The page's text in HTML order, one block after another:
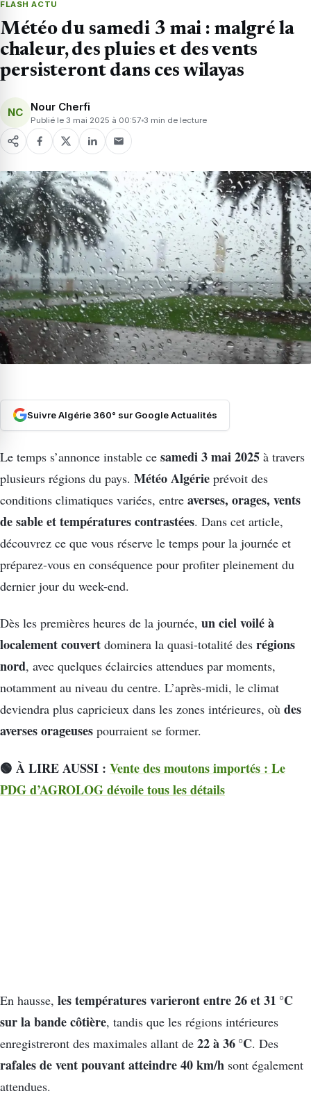
FLASH ACTU
Météo du samedi 3 mai : malgré la
chaleur, des pluies et des vents
persisteront dans ces wilayas
NC Nour Cherfi
Publié le 3 mai 2025 à 00:57 3 min de lecture
Suivre Algérie 360° sur Google Actualités
Le temps s’annonce instable ce samedi 3 mai 2025 à travers
plusieurs régions du pays. Météo Algérie prévoit des
conditions climatiques variées, entre averses, orages, vents
de sable et températures contrastées. Dans cet article,
découvrez ce que vous réserve le temps pour la journée et
préparez-vous en conséquence pour profiter pleinement du
dernier jour du week-end.
Dès les premières heures de la journée, un ciel voilé à
localement couvert dominera la quasi-totalité des régions
nord, avec quelques éclaircies attendues par moments,
notamment au niveau du centre. L’après-midi, le climat
deviendra plus capricieux dans les zones intérieures, où des
averses orageuses pourraient se former.
🟢 À LIRE AUSSI : Vente des moutons importés : Le
PDG d’AGROLOG dévoile tous les détails
En hausse, les températures varieront entre 26 et 31 °C
sur la bande côtière, tandis que les régions intérieures
enregistreront des maximales allant de 22 à 36 °C. Des
rafales de vent pouvant atteindre 40 km/h sont également
attendues.